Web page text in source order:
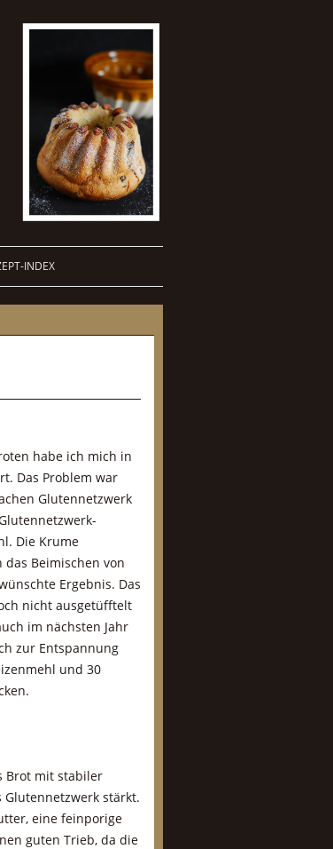
INDEX
habe ich mich in
Das Problem war
Glutennetzwerk
Die Krume
Beimischen von
Ergebnis. Das
nicht ausgetüfftelt
im nächsten Jahr
zur Entspannung
und 30
Brot mit stabiler
stärkt.
eine feinporige
guten Trieb, da die